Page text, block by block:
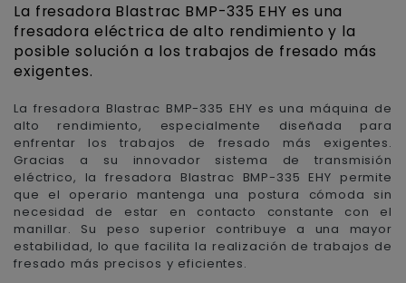
La fresadora Blastrac BMP-335 EHY es una
fresadora eléctrica de alto rendimiento y la
posible solución a los trabajos de fresado más
exigentes.
La fresadora Blastrac BMP-335 EHY es una máquina de
alto rendimiento, especialmente diseñada para
enfrentar los trabajos de fresado más exigentes.
Gracias a su innovador sistema de transmisión
eléctrico, la fresadora Blastrac BMP-335 EHY permite
que el operario mantenga una postura cómoda sin
necesidad de estar en contacto constante con el
manillar. Su peso superior contribuye a una mayor
estabilidad, lo que facilita la realización de trabajos de
fresado más precisos y eficientes.